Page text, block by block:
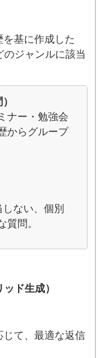
基に作成した
のジャンルに該当
ナー・勉強会
からグループ
しない、個別
質問。
ド生成）
じて、最適な返信